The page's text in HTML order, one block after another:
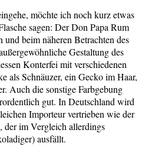
möchte ich noch kurz etwas
sagen: Der Don Papa Rum
beim näheren Betrachten des
Gestaltung des
Konterfei mit verschiedenen
als Schnäuzer, ein Gecko im Haar,
Auch die sonstige Farbgebung
gut. In Deutschland wird
Importeur vertrieben wie der
, der im Vergleich allerdings
ausfällt.